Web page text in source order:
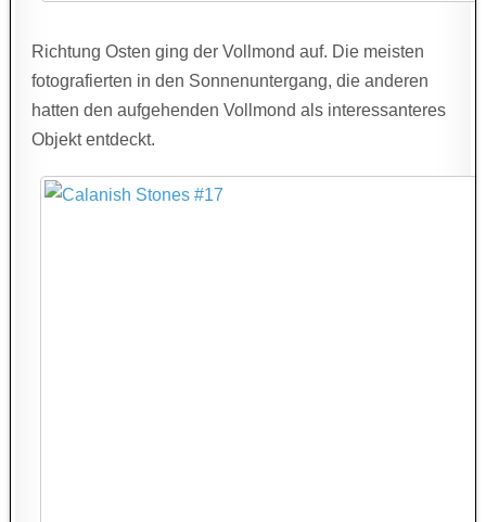
Richtung Osten ging der Vollmond auf. Die meisten
fotografierten in den Sonnenuntergang, die anderen
hatten den aufgehenden Vollmond als interessanteres
Objekt entdeckt.